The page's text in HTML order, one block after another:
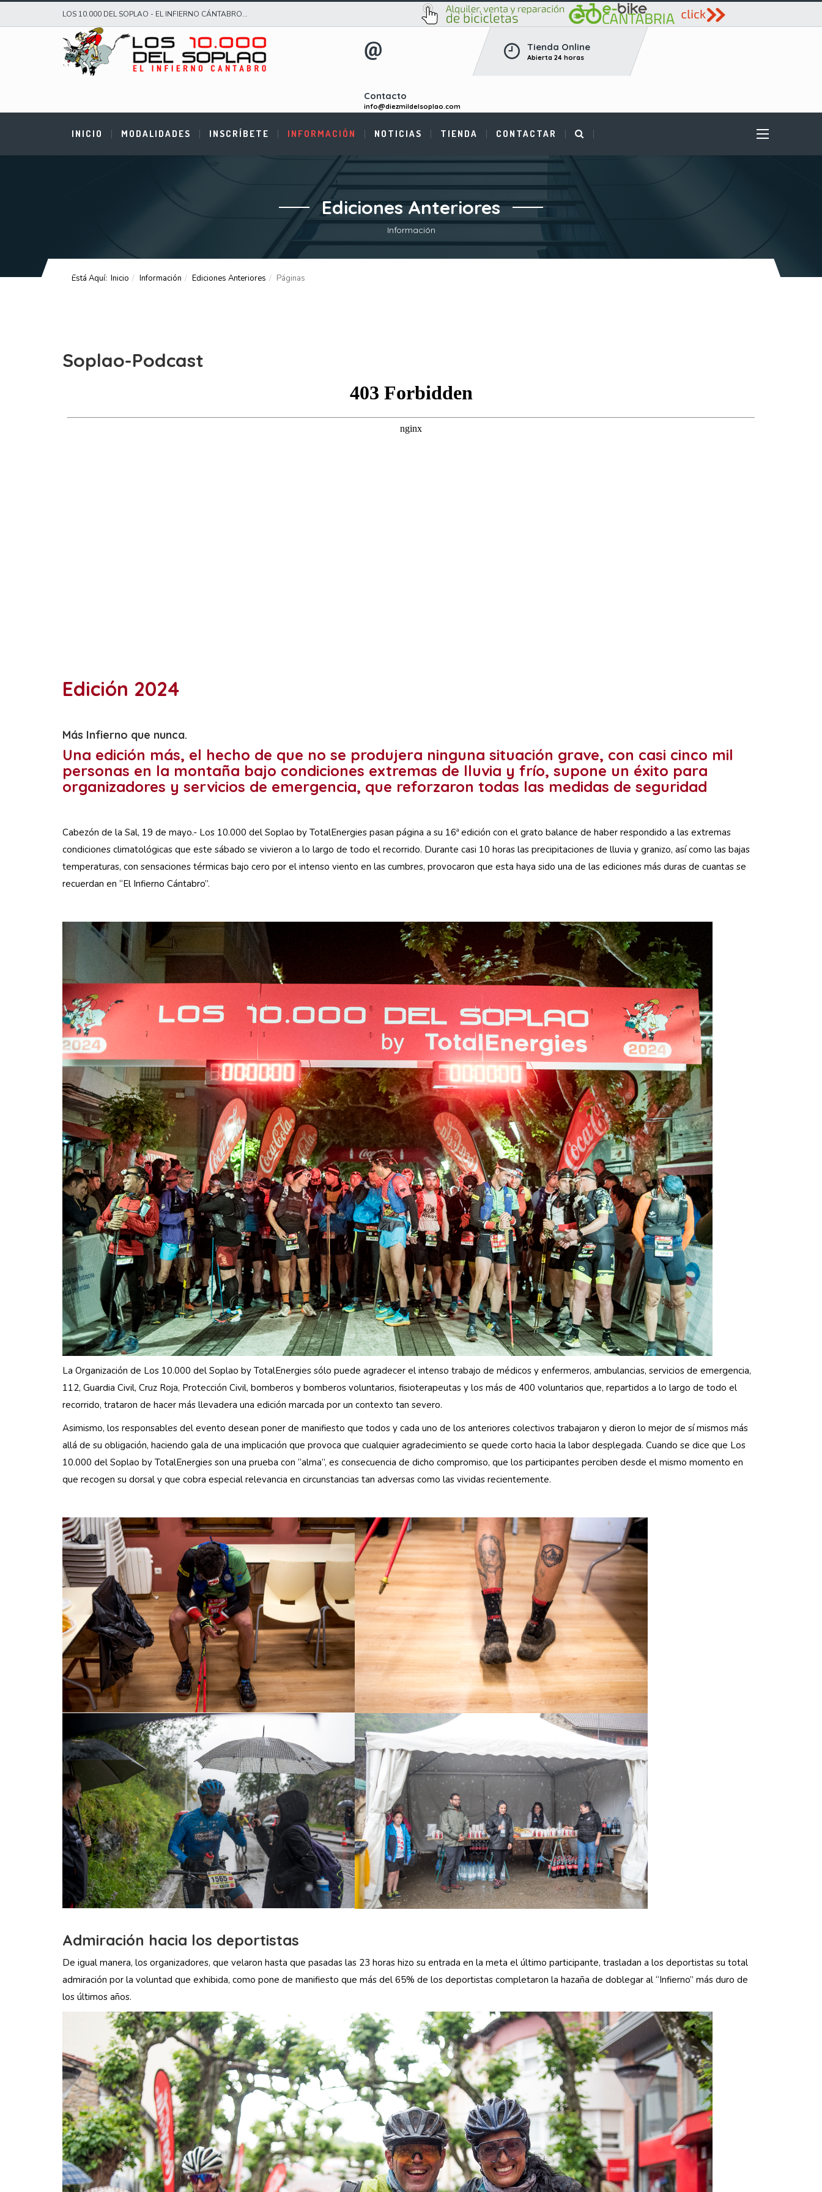
LOS 10.000 DEL SOPLAO - EL INFIERNO CÁNTABRO...
Contacto
info@diezmildelsoplao.com
Tienda Online
Abierta 24 horas
INICIO MODALIDADES INSCRÍBETE INFORMACIÓN NOTICIAS TIENDA CONTACTAR
Ediciones Anteriores
Información
Está Aquí: Inicio Información Ediciones Anteriores Páginas
Soplao-Podcast
Edición 2024
Más Infierno que nunca.
Una edición más, el hecho de que no se produjera ninguna situación grave, con casi cinco mil
personas en la montaña bajo condiciones extremas de lluvia y frío, supone un éxito para
organizadores y servicios de emergencia, que reforzaron todas las medidas de seguridad
Cabezón de la Sal, 19 de mayo.- Los 10.000 del Soplao by TotalEnergies pasan página a su 16ª edición con el grato balance de haber respondido a las extremas
condiciones climatológicas que este sábado se vivieron a lo largo de todo el recorrido. Durante casi 10 horas las precipitaciones de lluvia y granizo, así como las bajas
temperaturas, con sensaciones térmicas bajo cero por el intenso viento en las cumbres, provocaron que esta haya sido una de las ediciones más duras de cuantas se
recuerdan en “El Infierno Cántabro”.
La Organización de Los 10.000 del Soplao by TotalEnergies sólo puede agradecer el intenso trabajo de médicos y enfermeros, ambulancias, servicios de emergencia,
112, Guardia Civil, Cruz Roja, Protección Civil, bomberos y bomberos voluntarios, fisioterapeutas y los más de 400 voluntarios que, repartidos a lo largo de todo el
recorrido, trataron de hacer más llevadera una edición marcada por un contexto tan severo.
Asimismo, los responsables del evento desean poner de manifiesto que todos y cada uno de los anteriores colectivos trabajaron y dieron lo mejor de sí mismos más
allá de su obligación, haciendo gala de una implicación que provoca que cualquier agradecimiento se quede corto hacia la labor desplegada. Cuando se dice que Los
10.000 del Soplao by TotalEnergies son una prueba con “alma”, es consecuencia de dicho compromiso, que los participantes perciben desde el mismo momento en
que recogen su dorsal y que cobra especial relevancia en circunstancias tan adversas como las vividas recientemente.
Admiración hacia los deportistas
De igual manera, los organizadores, que velaron hasta que pasadas las 23 horas hizo su entrada en la meta el último participante, trasladan a los deportistas su total
admiración por la voluntad que exhibida, como pone de manifiesto que más del 65% de los deportistas completaron la hazaña de doblegar al “Infierno” más duro de
los últimos años.